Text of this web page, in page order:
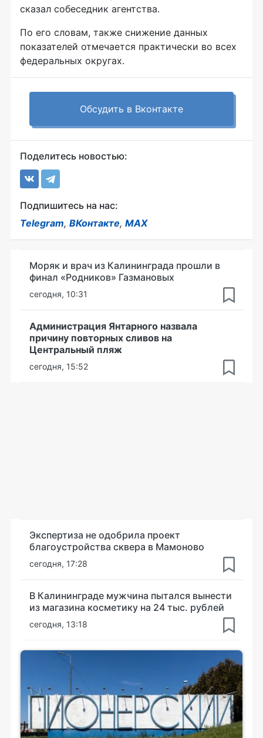
сказал собеседник агентства.
По его словам, также снижение данных
показателей отмечается практически во всех
федеральных округах.
Обсудить в Вконтакте
Поделитесь новостью:
Подпишитесь на нас:
Telegram, ВКонтакте, MAX
Моряк и врач из Калининграда прошли в
финал «Родников» Газмановых
сегодня, 10:31
Администрация Янтарного назвала
причину повторных сливов на
Центральный пляж
сегодня, 15:52
Экспертиза не одобрила проект
благоустройства сквера в Мамоново
сегодня, 17:28
В Калининграде мужчина пытался вынести
из магазина косметику на 24 тыс. рублей
сегодня, 13:18